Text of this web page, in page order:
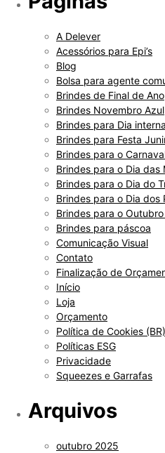
A Delever
Acessórios para Epi’s
Blog
Bolsa para agente
Brindes de Final de Ano
Brindes Novembro Azul
Brindes para Dia
Brindes para Festa
Brindes para o
Brindes para o Dia das
Brindes para o Dia do
Brindes para o Dia dos
Brindes para o Outubro
Brindes para páscoa
Comunicação Visual
Contato
Finalização de
Início
Loja
Orçamento
Política de Cookies (BR)
Políticas ESG
Privacidade
Squeezes e Garrafas
Arquivos
outubro 2025